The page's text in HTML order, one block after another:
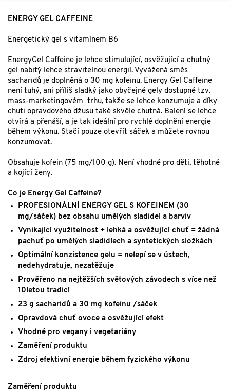
ENERGY GEL CAFFEINE
Energetický gel s vitamínem B6
EnergyGel Caffeine je lehce stimulující, osvěžující a chutný
gel nabitý lehce stravitelnou energií. Vyvážená směs
sacharidů je doplněná o 30 mg kofeinu. Energy Gel Caffeine
není tuhý, ani příliš sladký jako obyčejné gely dostupné tzv.
mass-marketingovém trhu, takže se lehce konzumuje a díky
chuti opravdového džusu také skvěle chutná. Balení se lehce
otvírá a přenáší, a je tak ideální pro rychlé doplnění energie
během výkonu. Stačí pouze otevřít sáček a můžete rovnou
konzumovat.
Obsahuje kofein (75 mg/100 g). Není vhodné pro děti, těhotné
a kojící ženy.
Co je Energy Gel Caffeine?
PROFESIONÁLNÍ ENERGY GEL S KOFEINEM (30
mg/sáček) bez obsahu umělých sladidel a barviv
Vynikající využitelnost + lehká a osvěžující chuť = žádná
pachuť po umělých sladidlech a syntetických složkách
Optimální konzistence gelu = nelepí se v ústech,
nedehydratuje, nezatěžuje
Prověřeno na nejtěžších světových závodech s více než
10letou tradicí
23 g sacharidů a 30 mg kofeinu /sáček
Opravdová chuť ovoce a osvěžující efekt
Vhodné pro vegany i vegetariány
Zaměření produktu
Zdroj efektivní energie během fyzického výkonu
Zaměření produktu